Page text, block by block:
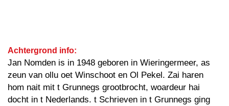
Achtergrond info:
Jan Nomden is in 1948 geboren in Wieringermeer, as
zeun van ollu oet Winschoot en Ol Pekel. Zai haren
hom nait mit t Grunnegs grootbrocht, woardeur hai
docht in t Nederlands. t Schrieven in t Grunnegs ging